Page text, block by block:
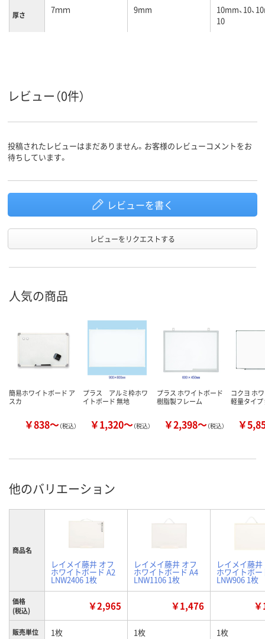
厚さ 7ｍｍ 9mm
10mm、10、
10
カラーグ
マーカー
20
レビュー（0件）
投稿されたレビューはまだありません。お客様のレビューコメントをお
待ちしています。
レビューを書く
レビューをリクエストする
人気の商品
簡易ホワイトボード ア
スカ
￥838～（税込）
プラス アルミ枠ホワ
イトボード 無地
￥1,320～（税込）
プラス ホワイトボード
樹脂製フレーム
￥2,398～（税込）
コクヨ ホ
軽量タイプ
￥
他のバリエーション
商品名
レイメイ藤井 オフ
ホワイトボード A2
LNW2406 1枚
レイメイ藤井 オフ
ホワイトボード A4
LNW1106 1枚
レイメイ藤井
ホワイトボー
LNW906 1枚
価格
(税込)
￥2,965 ￥1,476
販売単位 1枚 1枚 1枚